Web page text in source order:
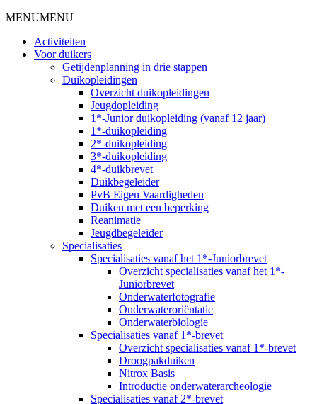
MENUMENU
Activiteiten
Voor duikers
Getijdenplanning in drie stappen
Duikopleidingen
Overzicht duikopleidingen
Jeugdopleiding
1*-Junior duikopleiding (vanaf 12 jaar)
1*-duikopleiding
2*-duikopleiding
3*-duikopleiding
4*-duikbrevet
Duikbegeleider
PvB Eigen Vaardigheden
Duiken met een beperking
Reanimatie
Jeugdbegeleider
Specialisaties
Specialisaties vanaf het 1*-Juniorbrevet
Overzicht specialisaties vanaf het 1*-
Juniorbrevet
Onderwaterfotografie
Onderwateroriëntatie
Onderwaterbiologie
Specialisaties vanaf 1*-brevet
Overzicht specialisaties vanaf 1*-brevet
Droogpakduiken
Nitrox Basis
Introductie onderwaterarcheologie
Specialisaties vanaf 2*-brevet